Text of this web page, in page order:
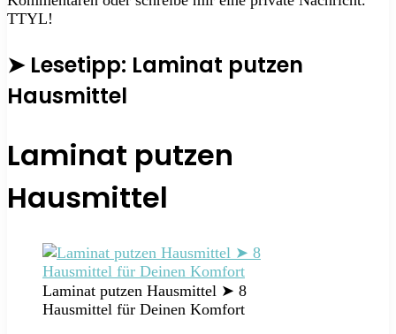
TTYL!
➤ Lesetipp: Laminat putzen
Hausmittel
Laminat putzen
Hausmittel
Laminat putzen Hausmittel ➤ 8
Hausmittel für Deinen Komfort